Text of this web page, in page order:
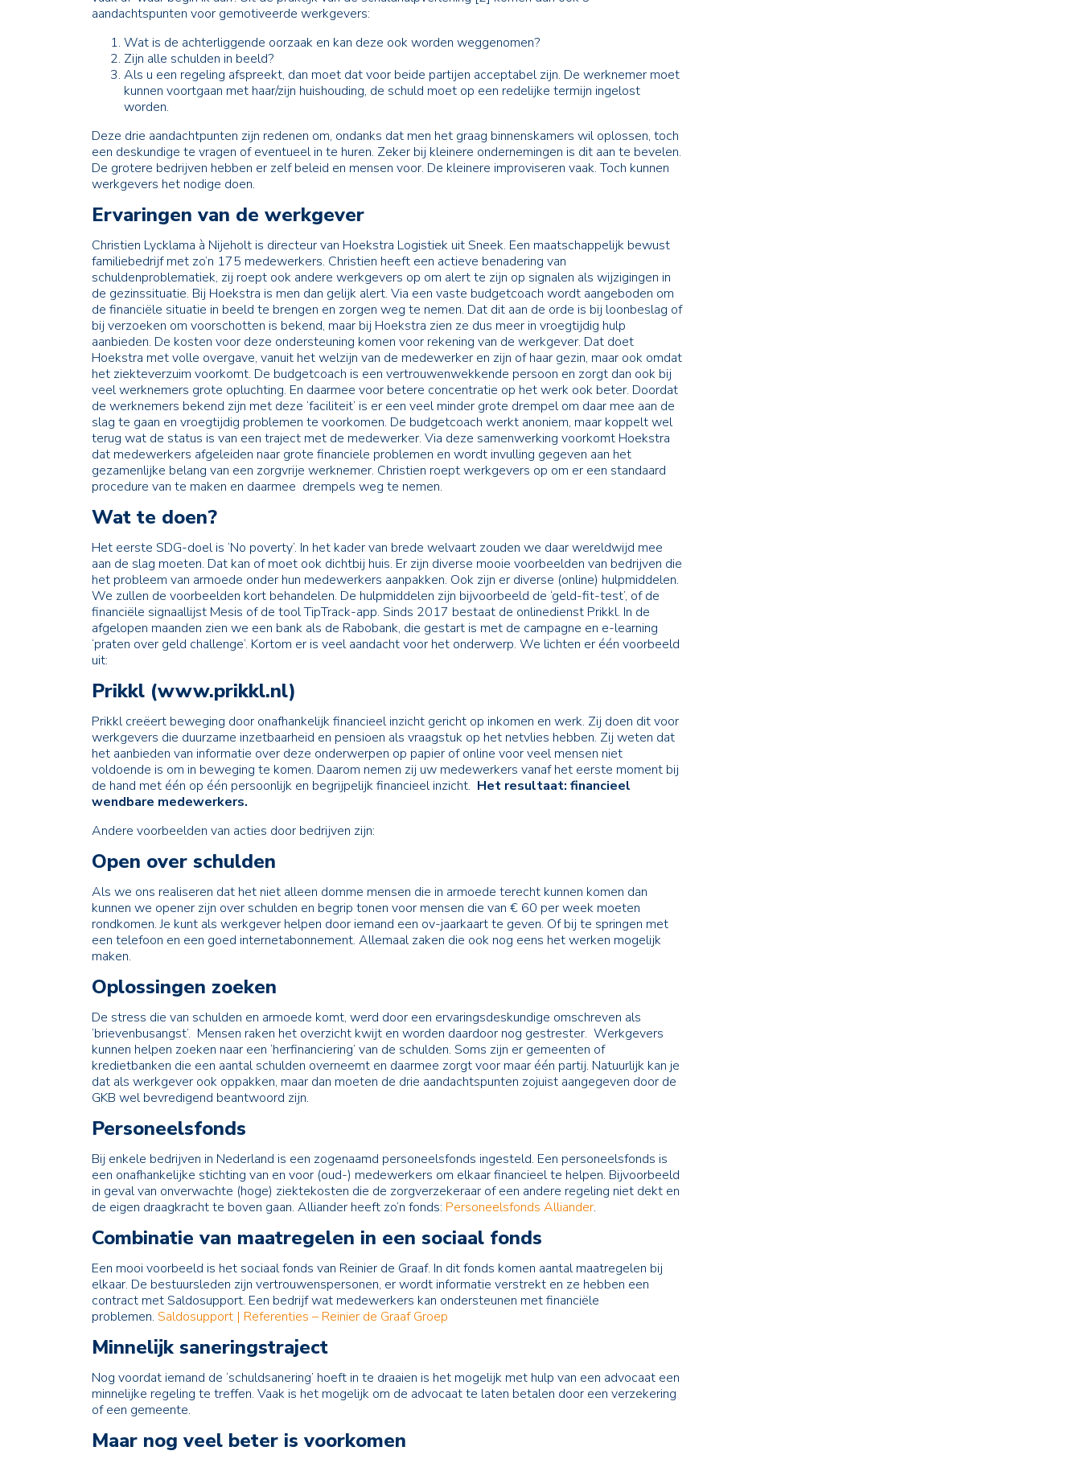
aandachtspunten voor gemotiveerde werkgevers:
Wat is de achterliggende oorzaak en kan deze ook worden weggenomen?
Zijn alle schulden in beeld?
Als u een regeling afspreekt, dan moet dat voor beide partijen acceptabel zijn. De werknemer moet
kunnen voortgaan met haar/zijn huishouding, de schuld moet op een redelijke termijn ingelost
worden.
Deze drie aandachtpunten zijn redenen om, ondanks dat men het graag binnenskamers wil oplossen, toch
een deskundige te vragen of eventueel in te huren. Zeker bij kleinere ondernemingen is dit aan te bevelen.
De grotere bedrijven hebben er zelf beleid en mensen voor. De kleinere improviseren vaak. Toch kunnen
werkgevers het nodige doen.
Ervaringen van de werkgever
Christien Lycklama à Nijeholt is directeur van Hoekstra Logistiek uit Sneek. Een maatschappelijk bewust
familiebedrijf met zo’n 175 medewerkers. Christien heeft een actieve benadering van
schuldenproblematiek, zij roept ook andere werkgevers op om alert te zijn op signalen als wijzigingen in
de gezinssituatie. Bij Hoekstra is men dan gelijk alert. Via een vaste budgetcoach wordt aangeboden om
de financiële situatie in beeld te brengen en zorgen weg te nemen. Dat dit aan de orde is bij loonbeslag of
bij verzoeken om voorschotten is bekend, maar bij Hoekstra zien ze dus meer in vroegtijdig hulp
aanbieden. De kosten voor deze ondersteuning komen voor rekening van de werkgever. Dat doet
Hoekstra met volle overgave, vanuit het welzijn van de medewerker en zijn of haar gezin, maar ook omdat
het ziekteverzuim voorkomt. De budgetcoach is een vertrouwenwekkende persoon en zorgt dan ook bij
veel werknemers grote opluchting. En daarmee voor betere concentratie op het werk ook beter. Doordat
de werknemers bekend zijn met deze ‘faciliteit’ is er een veel minder grote drempel om daar mee aan de
slag te gaan en vroegtijdig problemen te voorkomen. De budgetcoach werkt anoniem, maar koppelt wel
terug wat de status is van een traject met de medewerker. Via deze samenwerking voorkomt Hoekstra
dat medewerkers afgeleiden naar grote financiele problemen en wordt invulling gegeven aan het
gezamenlijke belang van een zorgvrije werknemer. Christien roept werkgevers op om er een standaard
procedure van te maken en daarmee drempels weg te nemen.
Wat te doen?
Het eerste SDG-doel is ‘No poverty’. In het kader van brede welvaart zouden we daar wereldwijd mee
aan de slag moeten. Dat kan of moet ook dichtbij huis. Er zijn diverse mooie voorbeelden van bedrijven die
het probleem van armoede onder hun medewerkers aanpakken. Ook zijn er diverse (online) hulpmiddelen.
We zullen de voorbeelden kort behandelen. De hulpmiddelen zijn bijvoorbeeld de ‘geld-fit-test’, of de
financiële signaallijst Mesis of de tool TipTrack-app. Sinds 2017 bestaat de onlinedienst Prikkl. In de
afgelopen maanden zien we een bank als de Rabobank, die gestart is met de campagne en e-learning
‘praten over geld challenge’. Kortom er is veel aandacht voor het onderwerp. We lichten er één voorbeeld
uit:
Prikkl (www.prikkl.nl)
Prikkl creëert beweging door onafhankelijk financieel inzicht gericht op inkomen en werk. Zij doen dit voor
werkgevers die duurzame inzetbaarheid en pensioen als vraagstuk op het netvlies hebben. Zij weten dat
het aanbieden van informatie over deze onderwerpen op papier of online voor veel mensen niet
voldoende is om in beweging te komen. Daarom nemen zij uw medewerkers vanaf het eerste moment bij
de hand met één op één persoonlijk en begrijpelijk financieel inzicht. Het resultaat: financieel
wendbare medewerkers.
Andere voorbeelden van acties door bedrijven zijn:
Open over schulden
Als we ons realiseren dat het niet alleen domme mensen die in armoede terecht kunnen komen dan
kunnen we opener zijn over schulden en begrip tonen voor mensen die van € 60 per week moeten
rondkomen. Je kunt als werkgever helpen door iemand een ov-jaarkaart te geven. Of bij te springen met
een telefoon en een goed internetabonnement. Allemaal zaken die ook nog eens het werken mogelijk
maken.
Oplossingen zoeken
De stress die van schulden en armoede komt, werd door een ervaringsdeskundige omschreven als
‘brievenbusangst’. Mensen raken het overzicht kwijt en worden daardoor nog gestrester. Werkgevers
kunnen helpen zoeken naar een ‘herfinanciering’ van de schulden. Soms zijn er gemeenten of
kredietbanken die een aantal schulden overneemt en daarmee zorgt voor maar één partij. Natuurlijk kan je
dat als werkgever ook oppakken, maar dan moeten de drie aandachtspunten zojuist aangegeven door de
GKB wel bevredigend beantwoord zijn.
Personeelsfonds
Bij enkele bedrijven in Nederland is een zogenaamd personeelsfonds ingesteld. Een personeelsfonds is
een onafhankelijke stichting van en voor (oud-) medewerkers om elkaar financieel te helpen. Bijvoorbeeld
in geval van onverwachte (hoge) ziektekosten die de zorgverzekeraar of een andere regeling niet dekt en
de eigen draagkracht te boven gaan. Alliander heeft zo’n fonds: Personeelsfonds Alliander.
Combinatie van maatregelen in een sociaal fonds
Een mooi voorbeeld is het sociaal fonds van Reinier de Graaf. In dit fonds komen aantal maatregelen bij
elkaar. De bestuursleden zijn vertrouwenspersonen, er wordt informatie verstrekt en ze hebben een
contract met Saldosupport. Een bedrijf wat medewerkers kan ondersteunen met financiële
problemen. Saldosupport | Referenties – Reinier de Graaf Groep
Minnelijk saneringstraject
Nog voordat iemand de ‘schuldsanering’ hoeft in te draaien is het mogelijk met hulp van een advocaat een
minnelijke regeling te treffen. Vaak is het mogelijk om de advocaat te laten betalen door een verzekering
of een gemeente.
Maar nog veel beter is voorkomen